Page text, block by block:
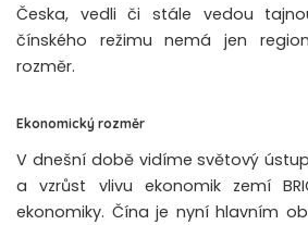
Česka, vedli či stále vedou
čínského režimu nemá jen
rozměr.
Ekonomický rozměr
V dnešní době vidíme světový
a vzrůst vlivu ekonomik zemí
ekonomiky. Čína je nyní hlavním